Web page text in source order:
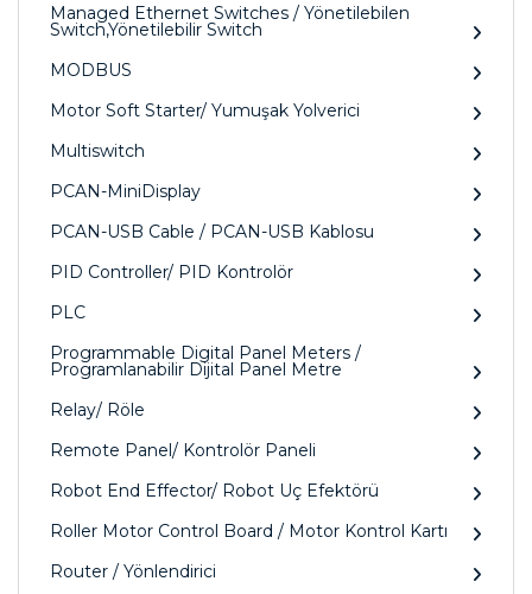
Managed Ethernet Switches / Yönetilebilen
Switch,Yönetilebilir Switch
MODBUS
Motor Soft Starter/ Yumuşak Yolverici
Multiswitch
PCAN-MiniDisplay
PCAN-USB Cable / PCAN-USB Kablosu
PID Controller/ PID Kontrolör
PLC
Programmable Digital Panel Meters /
Programlanabilir Dijital Panel Metre
Relay/ Röle
Remote Panel/ Kontrolör Paneli
Robot End Effector/ Robot Uç Efektörü
Roller Motor Control Board / Motor Kontrol Kartı
Router / Yönlendirici